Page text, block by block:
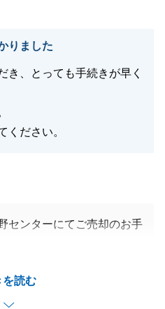
りました
き、とっても手続きが早く
ください。
を読む
センターにてご売却のお手
りましたが、迅速な相続登
きをして頂いたお陰で、ス